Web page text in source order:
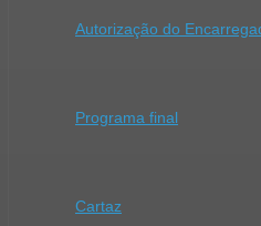
Autorização do
Programa final
Cartaz